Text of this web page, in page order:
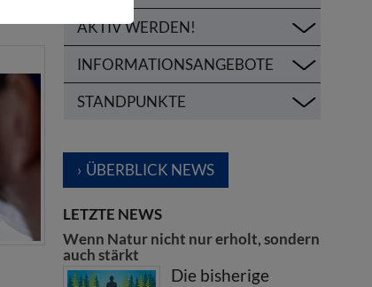
AKTIV WERDEN!
INFORMATIONSANGEBOTE
STANDPUNKTE
ÜBERBLICK NEWS
LETZTE NEWS
Wenn Natur nicht nur erholt, sondern
auch stärkt
Die bisherige